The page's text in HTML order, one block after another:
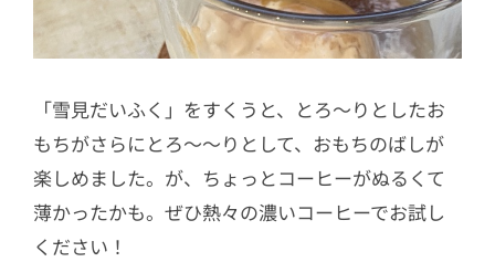
「雪見だいふく」をすくうと、とろ〜りとしたお
もちがさらにとろ〜〜りとして、おもちのばしが
楽しめました。が、ちょっとコーヒーがぬるくて
薄かったかも。ぜひ熱々の濃いコーヒーでお試し
ください！